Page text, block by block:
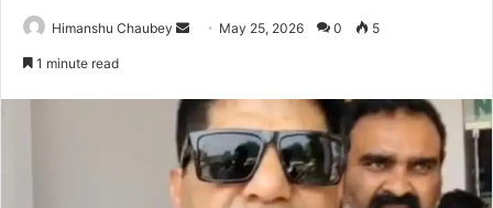
Himanshu Chaubey May 25, 2026 0 5
1 minute read